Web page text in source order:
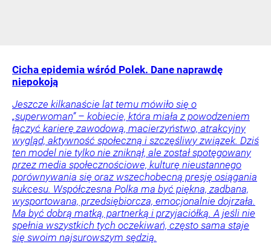
Cicha epidemia wśród Polek. Dane naprawdę
niepokoją
Jeszcze kilkanaście lat temu mówiło się o
„superwoman” – kobiecie, która miała z powodzeniem
łączyć karierę zawodową, macierzyństwo, atrakcyjny
wygląd, aktywność społeczną i szczęśliwy związek. Dziś
ten model nie tylko nie zniknął, ale został spotęgowany
przez media społecznościowe, kulturę nieustannego
porównywania się oraz wszechobecną presję osiągania
sukcesu. Współczesna Polka ma być piękna, zadbana,
wysportowana, przedsiębiorcza, emocjonalnie dojrzała.
Ma być dobrą matką, partnerką i przyjaciółką. A jeśli nie
spełnia wszystkich tych oczekiwań, często sama staje
się swoim najsurowszym sędzią.